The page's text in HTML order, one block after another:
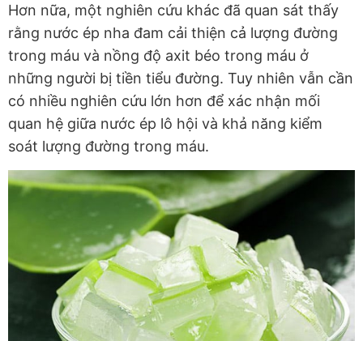
Hơn nữa, một nghiên cứu khác đã quan sát thấy
rằng nước ép nha đam cải thiện cả lượng đường
trong máu và nồng độ axit béo trong máu ở
những người bị tiền tiểu đường. Tuy nhiên vẫn cần
có nhiều nghiên cứu lớn hơn để xác nhận mối
quan hệ giữa nước ép lô hội và khả năng kiểm
soát lượng đường trong máu.